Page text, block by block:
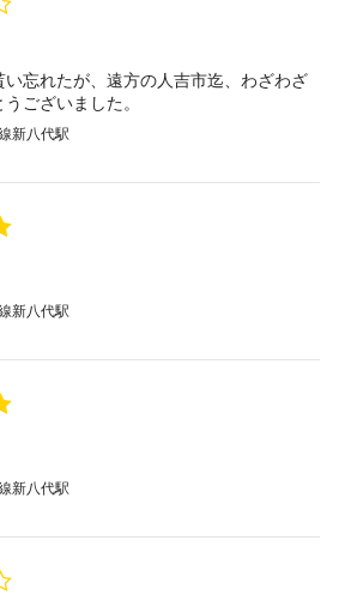
忘れたが、遠方の人吉市迄、わざわざ
ございました。
新八代駅
新八代駅
新八代駅